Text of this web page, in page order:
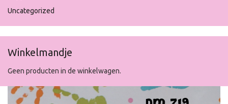
Uncategorized
Winkelmandje
Geen producten in de winkelwagen.